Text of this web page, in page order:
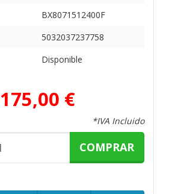
BX8071512400F
5032037237758
Disponible
175,00 €
*IVA Incluido
COMPRAR